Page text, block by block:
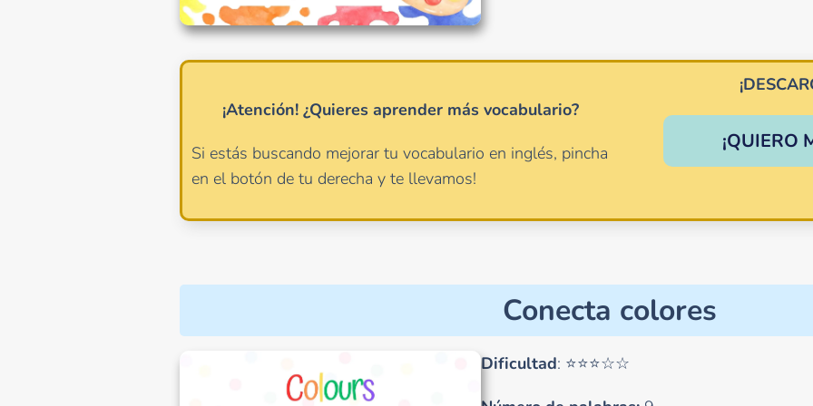
¡Atención! ¿Quieres aprender más vocabulario?
Si estás buscando mejorar tu vocabulario en inglés, pincha
en el botón de tu derecha y te llevamos!
¡QUIERO
Conecta colores
Dificultad: ⭐⭐⭐☆☆